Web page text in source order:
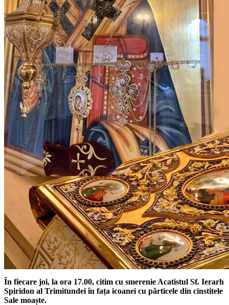
În fiecare joi, la ora 17.00, citim cu smerenie Acatistul Sf. Ierarh
Spiridon al Trimitundei în fața icoanei cu părticele din cinstitele
Sale moaște.